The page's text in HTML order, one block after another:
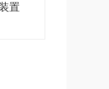
置